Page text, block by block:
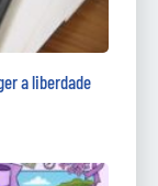
a liberdade